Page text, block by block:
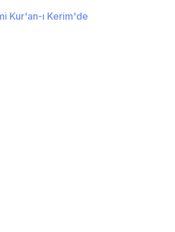
Kur'an-ı Kerim'de